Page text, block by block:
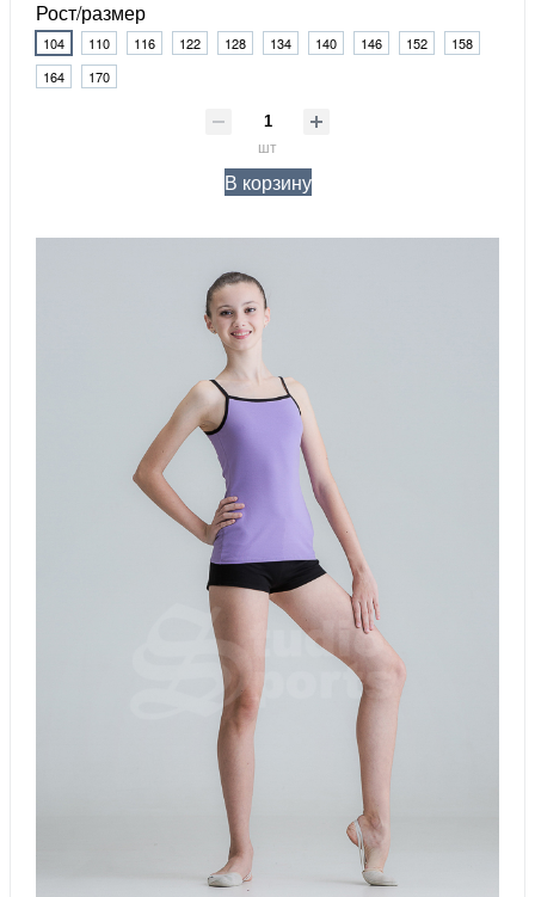
Рост/размер
104 110 116 122 128 134 140 146 152
158
164
170
шт
В корзину